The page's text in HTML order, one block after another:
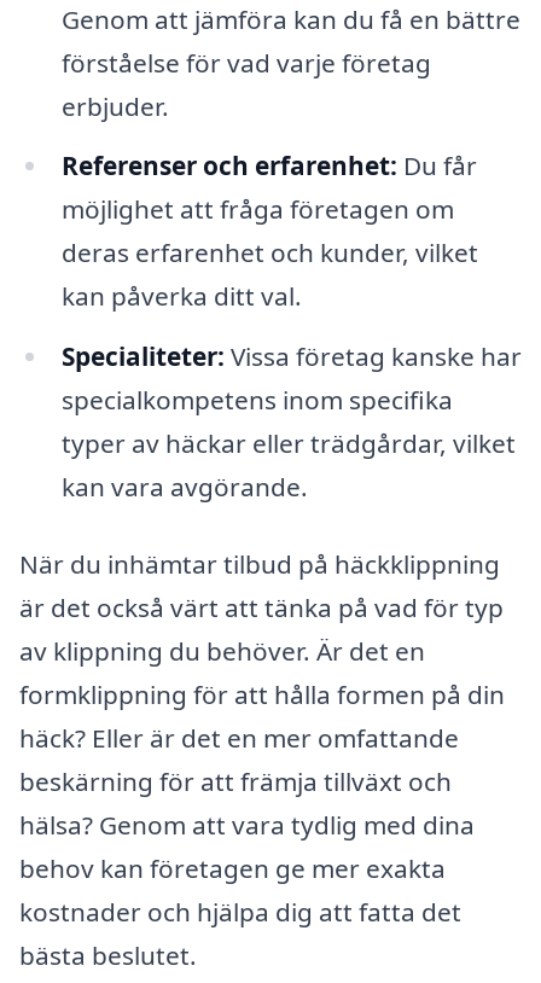
Genom att jämföra kan du få en bättre
förståelse för vad varje företag
erbjuder.
Referenser och erfarenhet: Du får
möjlighet att fråga företagen om
deras erfarenhet och kunder, vilket
kan påverka ditt val.
Specialiteter: Vissa företag kanske har
specialkompetens inom specifika
typer av häckar eller trädgårdar, vilket
kan vara avgörande.
När du inhämtar tilbud på häckklippning
är det också värt att tänka på vad för typ
av klippning du behöver. Är det en
formklippning för att hålla formen på din
häck? Eller är det en mer omfattande
beskärning för att främja tillväxt och
hälsa? Genom att vara tydlig med dina
behov kan företagen ge mer exakta
kostnader och hjälpa dig att fatta det
bästa beslutet.